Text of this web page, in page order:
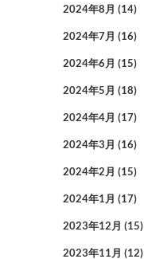
2024年8月 (14)
2024年7月 (16)
2024年6月 (15)
2024年5月 (18)
2024年4月 (17)
2024年3月 (16)
2024年2月 (15)
2024年1月 (17)
2023年12月 (15)
2023年11月 (12)